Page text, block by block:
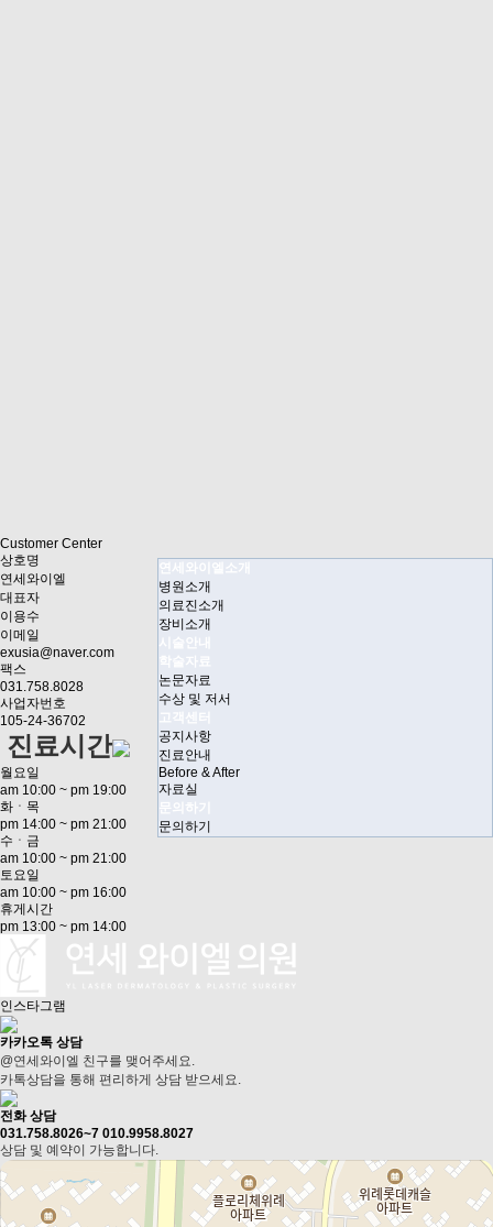
연세와이엘소개
병원소개
의료진소개
장비소개
시술안내
학술자료
논문자료
수상 및 저서
고객센터
공지사항
진료안내
Before & After
자료실
문의하기
문의하기
Customer Center
상호명
연세와이엘
대표자
이용수
이메일
exusia@naver.com
팩스
031.758.8028
사업자번호
105-24-36702
진료시간
월요일
am 10:00 ~ pm 19:00
화ㆍ목
pm 14:00 ~ pm 21:00
수ㆍ금
am 10:00 ~ pm 21:00
토요일
am 10:00 ~ pm 16:00
휴게시간
pm 13:00 ~ pm 14:00
인스타그램
카카오톡 상담
@연세와이엘 친구를 맺어주세요.
카톡상담을 통해 편리하게 상담 받으세요.
전화 상담
031.758.8026~7 010.9958.8027
상담 및 예약이 가능합니다.